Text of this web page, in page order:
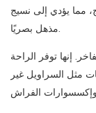
مما يؤدي إلى نسيج
مذهل بصريًا.
إنها توفر الراحة
مثل السراويل غير